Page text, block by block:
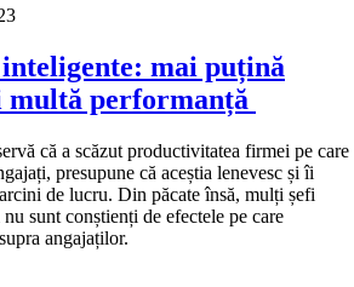
mai puțină
multă performanță
că a scăzut productivitatea firmei pe care
presupune că aceștia lenevesc și îi
de lucru. Din păcate însă, mulți șefi
sunt conștienți de efectele pe care
angajaților.